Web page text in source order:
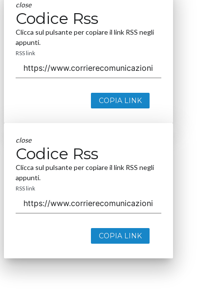
close
Codice Rss
Clicca sul pulsante per copiare il link RSS negli
appunti.
RSS link
COPIA LINK
close
Codice Rss
Clicca sul pulsante per copiare il link RSS negli
appunti.
RSS link
COPIA LINK